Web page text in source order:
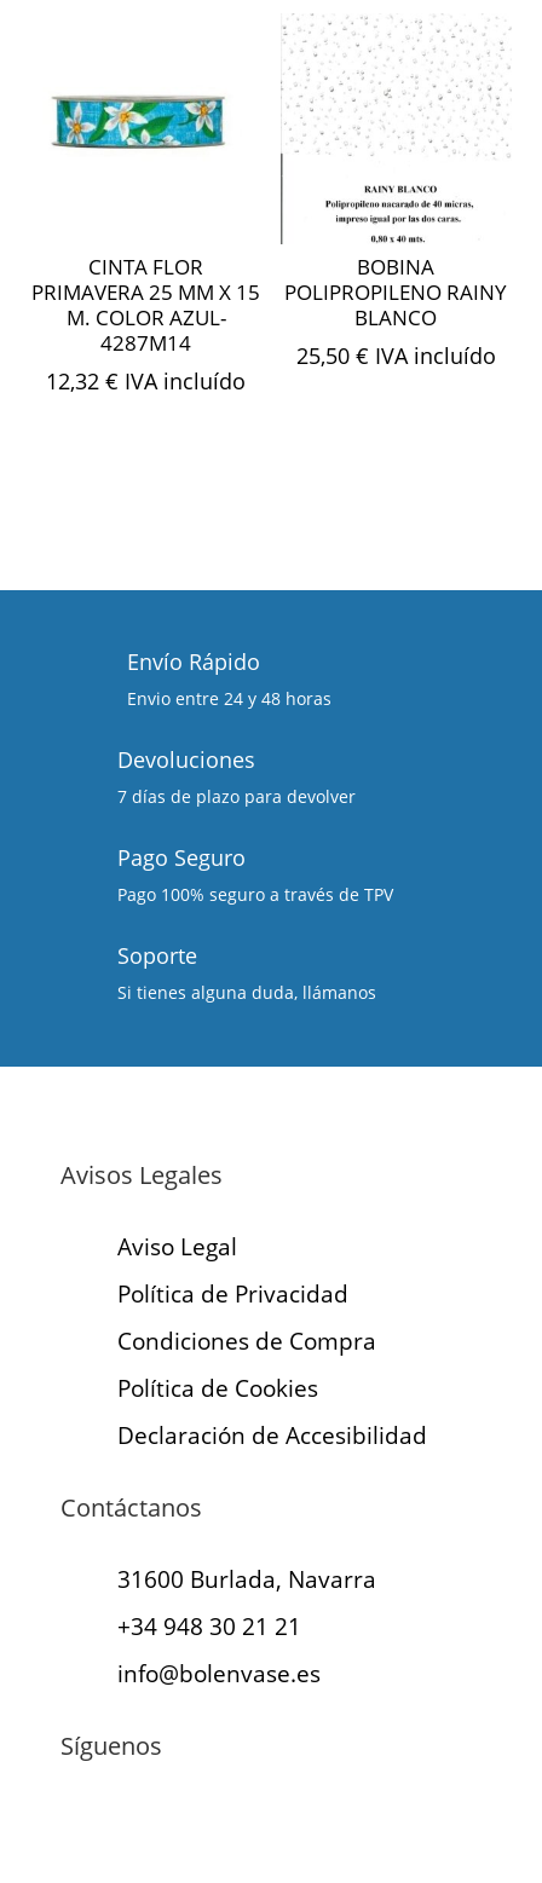
CINTA FLOR
PRIMAVERA 25 MM X 15
M. COLOR AZUL-
4287M14
12,32€ IVA incluído
BOBINA
POLIPROPILENO RAINY
BLANCO
25,50 € IVA incluído
Envío Rápido
Envio entre 24 y 48 horas
Devoluciones
7 días de plazo para devolver
Pago Seguro
Pago 100% seguro a través de TPV
Soporte
Si tienes alguna duda, llámanos
Avisos Legales
Aviso Legal
Política de Privacidad
Condiciones de Compra
Política de Cookies
Declaración de Accesibilidad
Contáctanos
31600 Burlada, Navarra
+34 948 30 21 21
info@bolenvase.es
Síguenos